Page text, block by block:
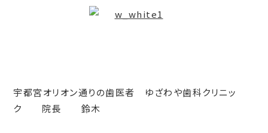
宇都宮オリオン通りの歯医者 ゆざわや歯科クリニッ
ク 院長 鈴木